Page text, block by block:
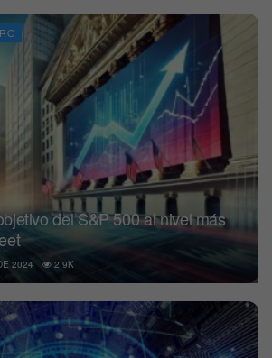
del S&P 500 al nivel más
2024 2.9K